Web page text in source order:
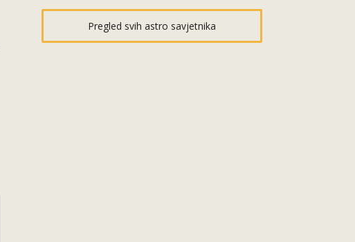
visak, feng shui numerologija, anđeoski brojevi,
tumačenje snova, rune, kristali, reiki, terapija
bojama, anđeoske karte, iscjeljivanje anđeoskim
energijama
Pregled svih astro savjetnika